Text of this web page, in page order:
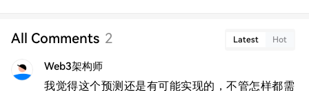
All Comments 2 Latest Hot
Web3架构师
我觉得这个预测还是有可能实现的，不管怎样都需